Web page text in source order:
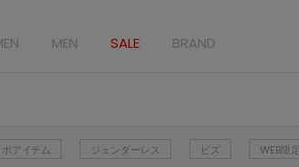
MEN SALE BRAND
アイテム ジェンダーレス ビズ WEB限定